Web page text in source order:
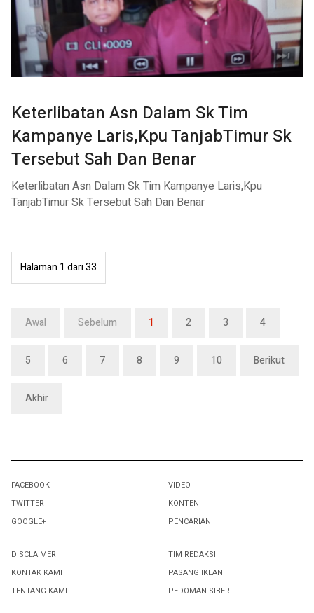
Keterlibatan Asn Dalam Sk Tim
Kampanye Laris,Kpu TanjabTimur Sk
Tersebut Sah Dan Benar
Keterlibatan Asn Dalam Sk Tim Kampanye Laris,Kpu
TanjabTimur Sk Tersebut Sah Dan Benar
Halaman 1 dari 33
Awal Sebelum 1 2 3 4
5 6 7 8 9 10 Berikut
Akhir
FACEBOOK
TWITTER
GOOGLE+
VIDEO
KONTEN
PENCARIAN
DISCLAIMER
KONTAK KAMI
TENTANG KAMI
TIM REDAKSI
PASANG IKLAN
PEDOMAN SIBER